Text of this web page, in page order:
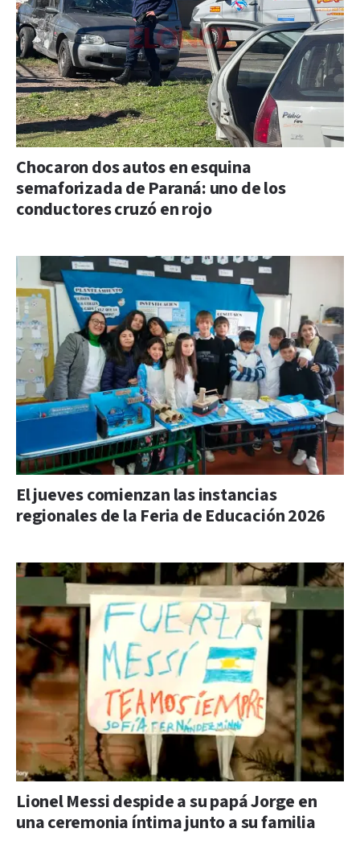
Chocaron dos autos en esquina
semaforizada de Paraná: uno de los
conductores cruzó en rojo
El jueves comienzan las instancias
regionales de la Feria de Educación 2026
Lionel Messi despide a su papá Jorge en
una ceremonia íntima junto a su familia